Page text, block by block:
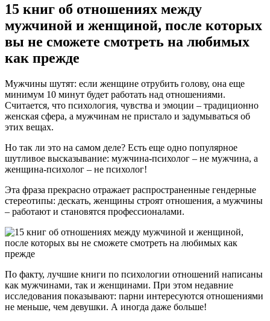
15 книг об отношениях между
мужчиной и женщиной, после которых
вы не сможете смотреть на любимых
как прежде
Мужчины шутят: если женщине отрубить голову, она еще
минимум 10 минут будет работать над отношениями.
Считается, что психология, чувства и эмоции – традиционно
женская сфера, а мужчинам не пристало и задумываться об
этих вещах.
Но так ли это на самом деле? Есть еще одно популярное
шутливое высказывание: мужчина-психолог – не мужчина, а
женщина-психолог – не психолог!
Эта фраза прекрасно отражает распространенные гендерные
стереотипы: дескать, женщины строят отношения, а мужчины
– работают и становятся профессионалами.
По факту, лучшие книги по психологии отношений написаны
как мужчинами, так и женщинами. При этом недавние
исследования показывают: парни интересуются отношениями
не меньше, чем девушки. А иногда даже больше!